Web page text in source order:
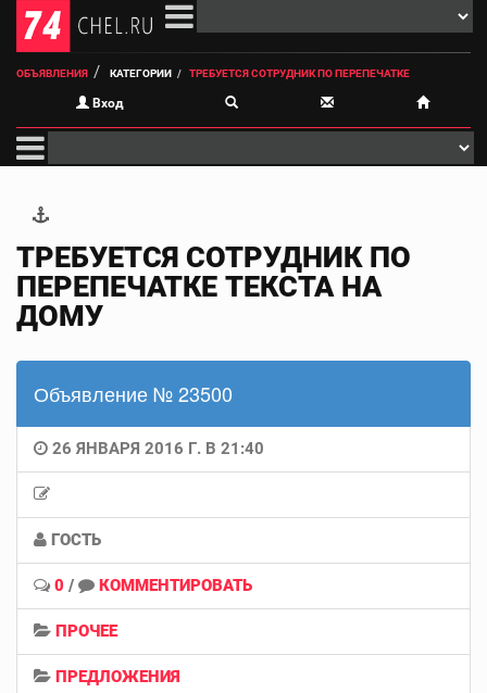
ОБЪЯВЛЕНИЯ КАТЕГОРИИ ТРЕБУЕТСЯ СОТРУДНИК ПО ПЕРЕПЕЧАТКЕ
Вход
ТРЕБУЕТСЯ СОТРУДНИК ПО
ПЕРЕПЕЧАТКЕ ТЕКСТА НА
ДОМУ
Объявление № 23500
26 ЯНВАРЯ 2016 Г. В 21:40
ГОСТЬ
0 / КОММЕНТИРОВАТЬ
ПРОЧЕЕ
ПРЕДЛОЖЕНИЯ